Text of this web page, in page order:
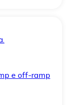
e off-ramp